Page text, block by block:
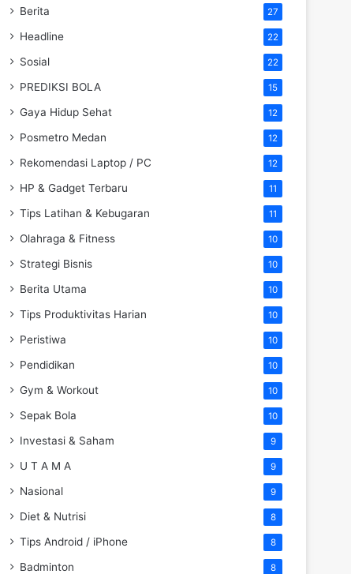
Berita 27
Headline 22
Sosial 22
PREDIKSI BOLA 15
Gaya Hidup Sehat 12
Posmetro Medan 12
Rekomendasi Laptop / PC 12
HP & Gadget Terbaru 11
Tips Latihan & Kebugaran 11
Olahraga & Fitness 10
Strategi Bisnis 10
Berita Utama 10
Tips Produktivitas Harian 10
Peristiwa 10
Pendidikan 10
Gym & Workout 10
Sepak Bola 10
Investasi & Saham 9
U T A M A 9
Nasional 9
Diet & Nutrisi 8
Tips Android / iPhone 8
Badminton 8